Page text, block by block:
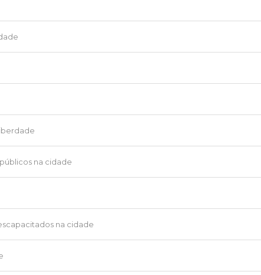
na cidade
na cidade